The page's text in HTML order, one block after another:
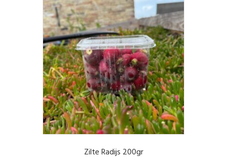
Zilte Radijs 200gr